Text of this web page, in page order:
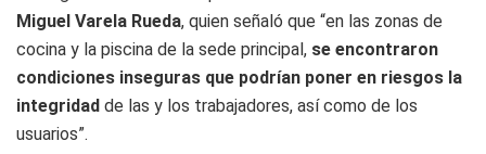
Miguel Varela Rueda, quien señaló que “en las zonas de
cocina y la piscina de la sede principal, se encontraron
condiciones inseguras que podrían poner en riesgos la
integridad de las y los trabajadores, así como de los
usuarios”.